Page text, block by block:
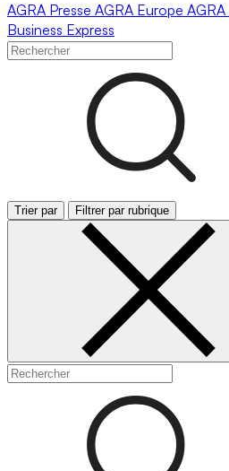
AGRA Presse AGRA Europe AGRA
Business Express
Trier par Filtrer par rubrique